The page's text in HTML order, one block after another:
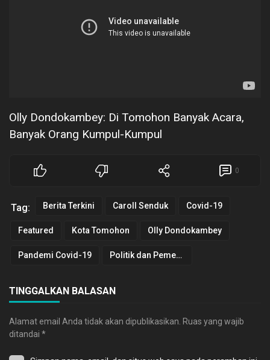
Olly Dondokambey: Di Tomohon Banyak Acara,
Banyak Orang Kumpul-Kumpul
0
Tag: Berita Terkini Caroll Senduk Covid-19
Featured Kota Tomohon Olly Dondokambey
Pandemi Covid-19 Politik dan Pemerintahan
TINGGALKAN BALASAN
Alamat email Anda tidak akan dipublikasikan. Ruas yang wajib
ditandai *